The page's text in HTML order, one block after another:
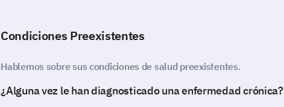
Condiciones Preexistentes
Hablemos sobre sus condiciones de salud preexistentes.
¿Alguna vez le han diagnosticado una enfermedad crónica?